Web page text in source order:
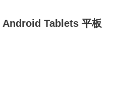
Tablets 平板